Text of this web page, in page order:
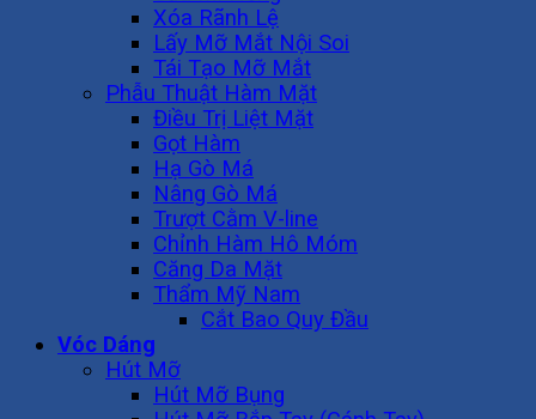
Xóa Rãnh Lệ
Lấy Mỡ Mắt Nội Soi
Tái Tạo Mỡ Mắt
Phẫu Thuật Hàm Mặt
Điều Trị Liệt Mặt
Gọt Hàm
Hạ Gò Má
Nâng Gò Má
Trượt Cằm V-line
Chỉnh Hàm Hô Móm
Căng Da Mặt
Thẩm Mỹ Nam
Cắt Bao Quy Đầu
Vóc Dáng
Hút Mỡ
Hút Mỡ Bụng